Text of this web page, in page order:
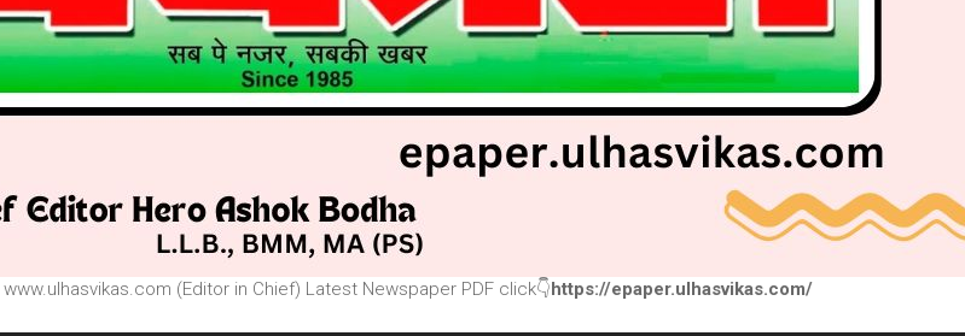
www.ulhasvikas.com (Editor in Chief) Latest Newspaper PDF click👇https://epaper.ulhasvikas.com/